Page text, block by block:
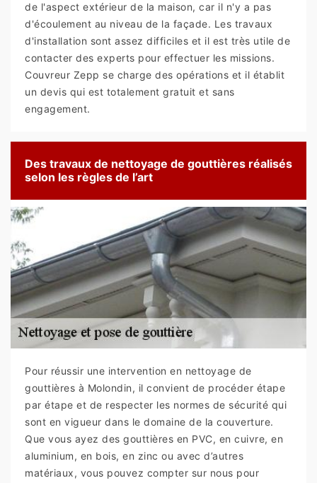
de l'aspect extérieur de la maison, car il n'y a pas
d'écoulement au niveau de la façade. Les travaux
d'installation sont assez difficiles et il est très utile de
contacter des experts pour effectuer les missions.
Couvreur Zepp se charge des opérations et il établit
un devis qui est totalement gratuit et sans
engagement.
Des travaux de nettoyage de gouttières réalisés
selon les règles de l’art
Pour réussir une intervention en nettoyage de
gouttières à Molondin, il convient de procéder étape
par étape et de respecter les normes de sécurité qui
sont en vigueur dans le domaine de la couverture.
Que vous ayez des gouttières en PVC, en cuivre, en
aluminium, en bois, en zinc ou avec d’autres
matériaux, vous pouvez compter sur nous pour